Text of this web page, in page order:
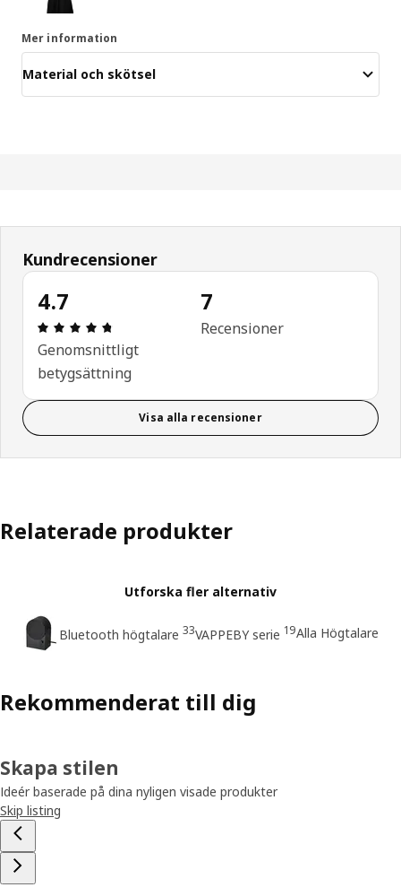
Mer information
Material och skötsel
Kundrecensioner
4.7
Recension: 4.7 utav 5 stjärnor. Totalt antal
Genomsnittligt
betygsättning
7
Recensioner
Visa alla recensioner
Relaterade produkter
Utforska fler alternativ
Bluetooth högtalare 33VAPPEBY serie 19Alla Högtalare
Rekommenderat till dig
Skapa stilen
Ideér baserade på dina nyligen visade produkter
Skip listing